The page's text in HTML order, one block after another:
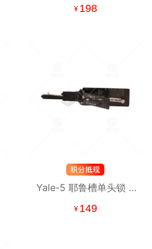
具-平铣 李氏二合一
¥ 198
Yale-5 耶鲁槽单头锁 5
珠民用二合一
¥ 149